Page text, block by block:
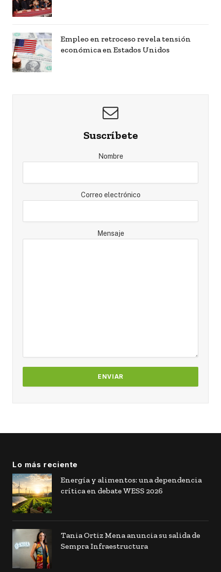
Empleo en retroceso revela tensión
económica en Estados Unidos
Suscríbete
Nombre
Correo electrónico
Mensaje
Lo más reciente
Energía y alimentos: una dependencia
crítica en debate WESS 2026
Tania Ortiz Mena anuncia su salida de
Sempra Infraestructura